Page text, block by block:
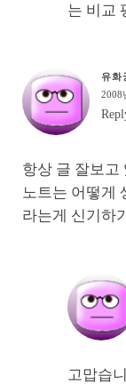
는 비교
유화
2008
항상 글 잘보
노트는 어떻게
라는게 신기하
고맙습